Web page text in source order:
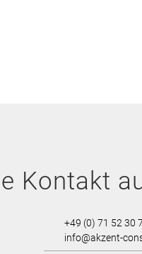
Kontakt
+49 (0) 71 52 30
info@akzent-